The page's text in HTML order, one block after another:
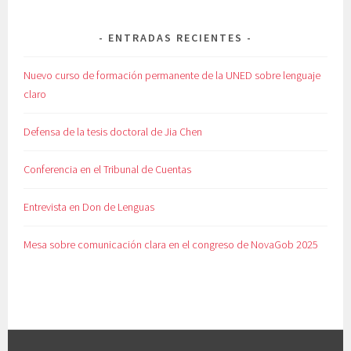
ENTRADAS RECIENTES
Nuevo curso de formación permanente de la UNED sobre lenguaje
claro
Defensa de la tesis doctoral de Jia Chen
Conferencia en el Tribunal de Cuentas
Entrevista en Don de Lenguas
Mesa sobre comunicación clara en el congreso de NovaGob 2025